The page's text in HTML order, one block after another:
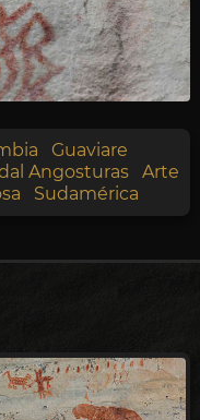
Guaviare
Angosturas
Arte
Sudamérica